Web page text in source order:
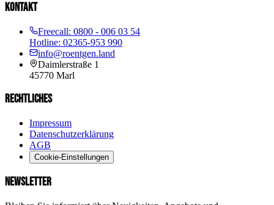
KONTAKT
Freecall: 0800 - 006 03 54
Hotline: 02365-953 990
info@roentgen.land
Daimlerstraße 1
45770 Marl
RECHTLICHES
Impressum
Datenschutzerklärung
AGB
Cookie-Einstellungen
NEWSLETTER